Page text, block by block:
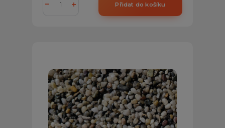
Přidat do košíku